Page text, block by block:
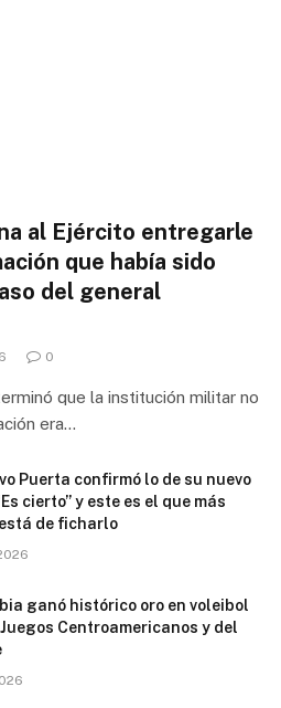
al Ejército entregarle
que había sido
del general
0
que la institución militar no
era…
Puerta confirmó lo de su nuevo
cierto” y este es el que más
de ficharlo
ganó histórico oro en voleibol
Centroamericanos y del